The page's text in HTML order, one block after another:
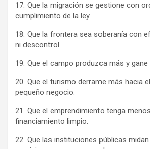
17. Que la migración se gestione con
cumplimiento de la ley.
18. Que la frontera sea soberanía con
ni descontrol.
19. Que el campo produzca más y gane
20. Que el turismo derrame más hacia
pequeño negocio.
21. Que el emprendimiento tenga
financiamiento limpio.
22. Que las instituciones públicas